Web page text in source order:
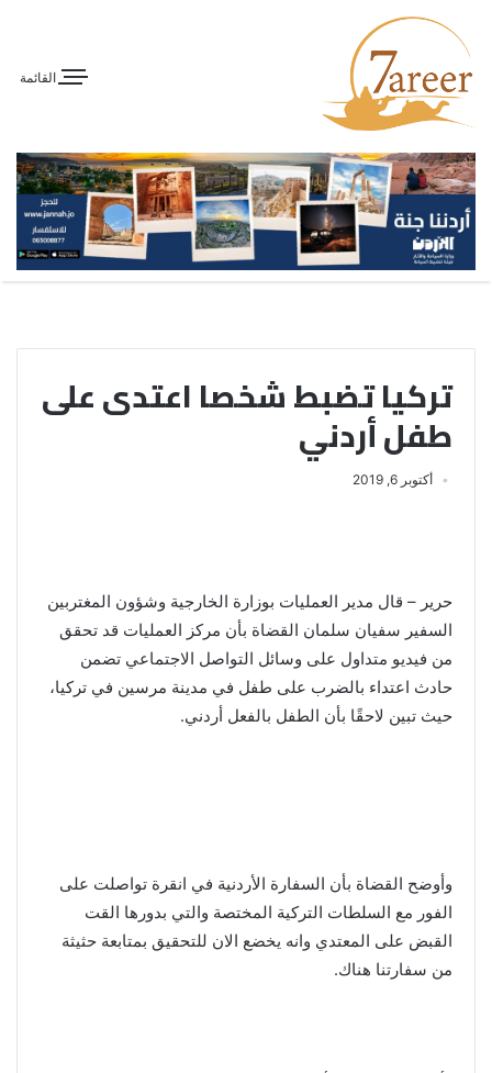
القائمة
تركيا تضبط شخصا اعتدى على
طفل أردني
أكتوبر 6, 2019
حرير – قال مدير العمليات بوزارة الخارجية وشؤون المغتربين
السفير سفيان سلمان القضاة بأن مركز العمليات قد تحقق
من فيديو متداول على وسائل التواصل الاجتماعي تضمن
حادث اعتداء بالضرب على طفل في مدينة مرسين في تركيا،
حيث تبين لاحقًا بأن الطفل بالفعل أردني.
وأوضح القضاة بأن السفارة الأردنية في انقرة تواصلت على
الفور مع السلطات التركية المختصة والتي بدورها القت
القبض على المعتدي وانه يخضع الان للتحقيق بمتابعة حثيثة
من سفارتنا هناك.